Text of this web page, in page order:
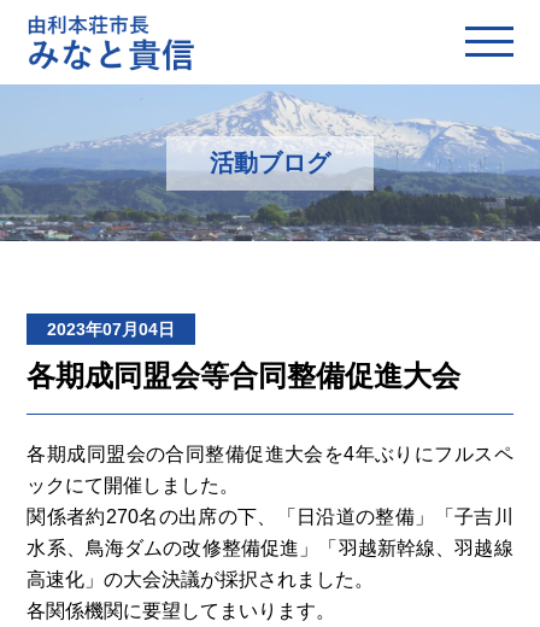
活動ブログ
2023年07月04日
各期成同盟会等合同整備促進大会
各期成同盟会の合同整備促進大会を4年ぶりにフルスペ
ックにて開催しました。
関係者約270名の出席の下、「日沿道の整備」「子吉川
水系、鳥海ダムの改修整備促進」「羽越新幹線、羽越線
高速化」の大会決議が採択されました。
各関係機関に要望してまいります。